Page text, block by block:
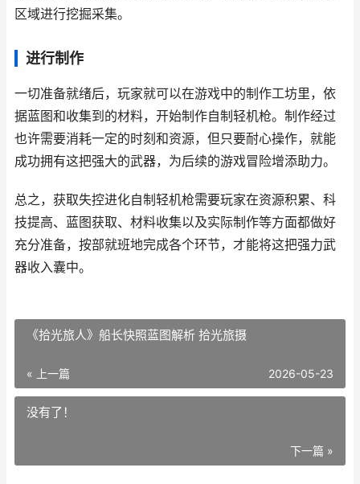
区域进行挖掘采集。
进行制作
一切准备就绪后，玩家就可以在游戏中的制作工坊里，依
据蓝图和收集到的材料，开始制作自制轻机枪。制作经过
也许需要消耗一定的时刻和资源，但只要耐心操作，就能
成功拥有这把强大的武器，为后续的游戏冒险增添助力。
总之，获取失控进化自制轻机枪需要玩家在资源积累、科
技提高、蓝图获取、材料收集以及实际制作等方面都做好
充分准备，按部就班地完成各个环节，才能将这把强力武
器收入囊中。
《拾光旅人》船长快照蓝图解析 拾光旅摄
« 上一篇 2026-05-23
没有了！
下一篇 »